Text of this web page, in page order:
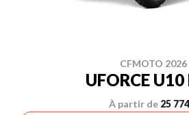
CFMOTO 2026
UFORCE U10
À partir de 25